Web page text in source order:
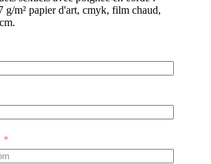
g/m² papier d'art, cmyk, film chaud,